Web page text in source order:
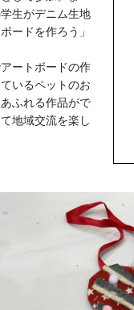
生がデニム生地
ードを作ろう」
ートボードの作
いるペットのお
ふれる作品がで
地域交流を楽し